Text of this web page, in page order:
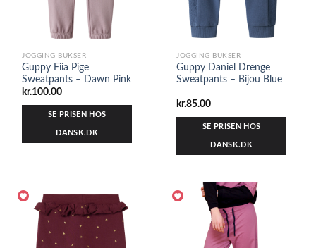
JOGGING BUKSER
Guppy Fiia Pige
Sweatpants – Dawn Pink
kr.100.00
SE PRISEN HOS
DANSK.DK
JOGGING BUKSER
Guppy Daniel Drenge
Sweatpants – Bijou Blue
kr.85.00
SE PRISEN HOS
DANSK.DK